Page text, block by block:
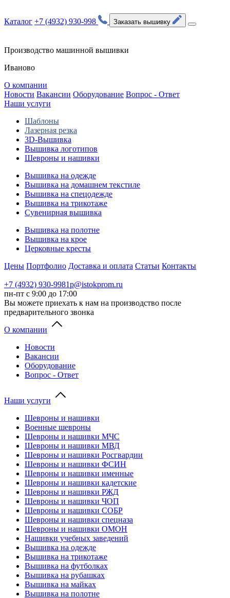
Каталог +7 (4932) 930-998 Заказать вышивку
Производство машинной вышивки
Иваново
О компании
Новости Вакансии Оборудование Вопрос - Ответ
Наши услуги
Шаблоны
Лазерная резка
3D-Вышивка
Вышивка логотипов
Шевроны и нашивки
Вышивка на одежде
Вышивка на домашнем текстиле
Вышивка на спецодежде
Вышивка на трикотаже
Сувенирная вышивка
Вышивка на полотне
Вышивка на крое
Церковные кресты
Цены Портфолио Доставка и оплата Статьи Контакты
+7 (4932) 930-9981p@istokprom.ru
пн-пт с 9:00 до 17:00
Вы можете приехать к нам на производство после
предварительного звонка
О компании
Новости
Вакансии
Оборудование
Вопрос - Ответ
Наши услуги
Шевроны и нашивки
Военные шевроны
Шевроны и нашивки МЧС
Шевроны и нашивки МВД
Шевроны и нашивки Росгвардии
Шевроны и нашивки ФСИН
Шевроны и нашивки именные
Шевроны и нашивки кадетские
Шевроны и нашивки РЖД
Шевроны и нашивки ЧОП
Шевроны и нашивки СОБР
Шевроны и нашивки спецназа
Шевроны и нашивки ОМОН
Нашивки учебных заведений
Вышивка на одежде
Вышивка на трикотаже
Вышивка на футболках
Вышивка на рубашках
Вышивка на майках
Вышивка на полотне